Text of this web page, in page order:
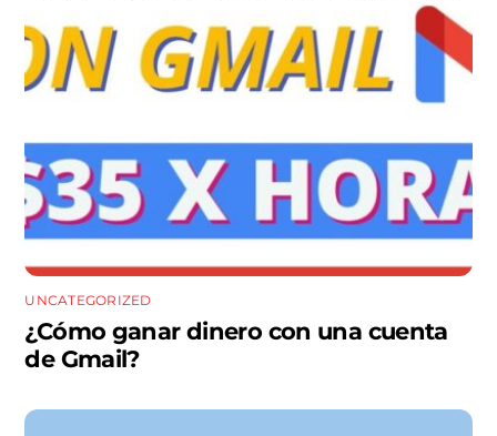
UNCATEGORIZED
¿Cómo ganar dinero con una cuenta
de Gmail?